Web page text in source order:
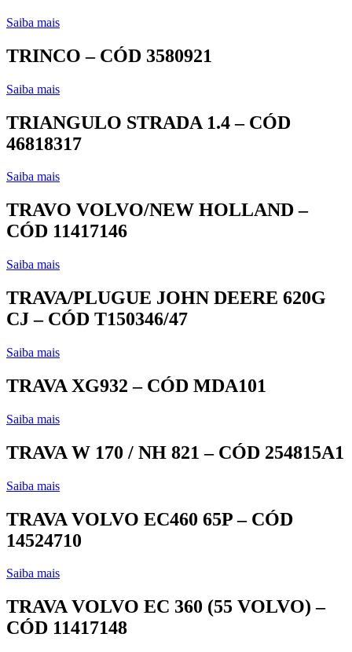
Saiba mais
TRINCO – CÓD 3580921
Saiba mais
TRIANGULO STRADA 1.4 – CÓD
46818317
Saiba mais
TRAVO VOLVO/NEW HOLLAND –
CÓD 11417146
Saiba mais
TRAVA/PLUGUE JOHN DEERE 620G
CJ – CÓD T150346/47
Saiba mais
TRAVA XG932 – CÓD MDA101
Saiba mais
TRAVA W 170 / NH 821 – CÓD 254815A1
Saiba mais
TRAVA VOLVO EC460 65P – CÓD
14524710
Saiba mais
TRAVA VOLVO EC 360 (55 VOLVO) –
CÓD 11417148